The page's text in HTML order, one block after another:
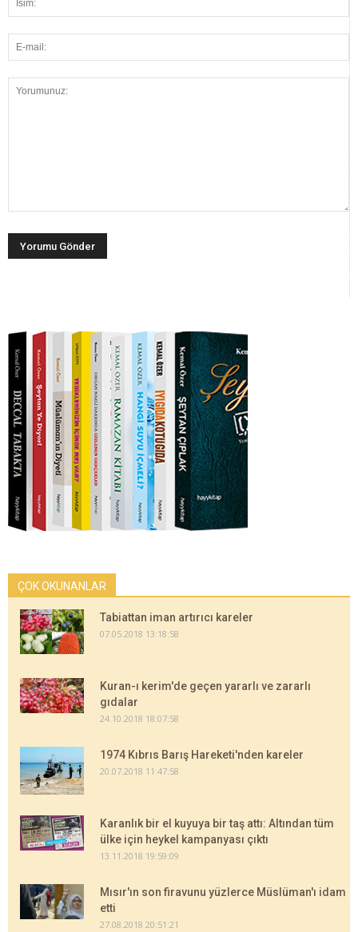
ÇOK OKUNANLAR
Tabiattan iman artırıcı kareler
07.05.2018 13:18:58
Kuran-ı kerim'de geçen yararlı ve zararlı
gıdalar
24.10.2018 18:07:58
1974 Kıbrıs Barış Hareketi'nden kareler
20.07.2018 11:47:58
Karanlık bir el kuyuya bir taş attı: Altından tüm
ülke için heykel kampanyası çıktı
13.11.2018 19:59:09
Mısır'ın son firavunu yüzlerce Müslüman'ı idam
etti
27.08.2018 20:51:21